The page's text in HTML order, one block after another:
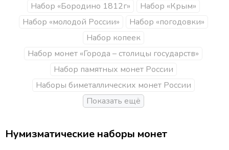
Набор «Бородино 1812г»
Набор «Крым»
Набор «молодой России»
Набор «погодовки»
Набор копеек
Набор монет «Города – столицы государств»
Набор памятных монет России
Наборы биметаллических монет России
Нумизматические наборы монет